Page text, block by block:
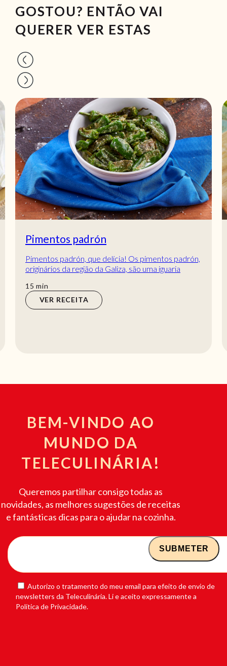
GOSTOU? ENTÃO VAI
QUERER VER ESTAS
Pimentos padrón
Pimentos padrón, que delícia! Os pimentos padrón,
originários da região da Galiza, são uma iguaria
15 min
min
VER RECEITA
BEM-VINDO AO
MUNDO DA
TELECULINÁRIA!
Queremos partilhar consigo todas as
novidades, as melhores sugestões de receitas
e fantásticas dicas para o ajudar na cozinha.
Autorizo o tratamento do meu email para efeito de envio de
newsletters da Teleculinária. Li e aceito expressamente a
Política de Privacidade.